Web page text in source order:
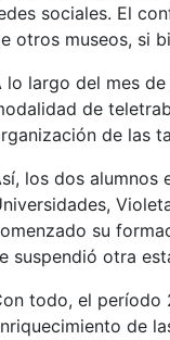
sociales. El
otros museos, si
lo largo del mes
de
de las
los dos alumnos
su
suspendió otra
todo, el período
de